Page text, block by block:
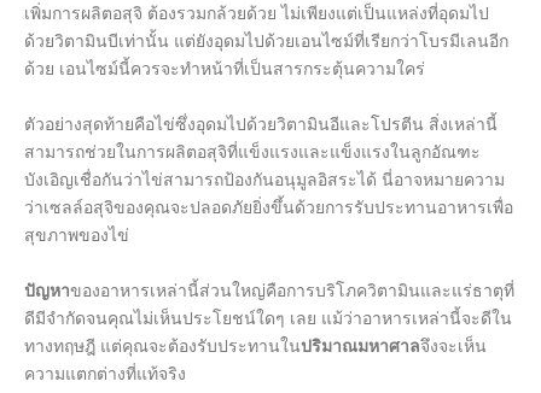
เพิ่มการผลิตอสุจิ ต้องรวมกล้วยด้วย ไม่เพียงแต่เป็นแหล่งที่อุดมไป
ด้วยวิตามินบีเท่านั้น แต่ยังอุดมไปด้วยเอนไซม์ที่เรียกว่าโบรมีเลนอีก
ด้วย เอนไซม์นี้ควรจะทําหน้าที่เป็นสารกระตุ้นความใคร่
ตัวอย่างสุดท้ายคือไข่ซึ่งอุดมไปด้วยวิตามินอีและโปรตีน สิ่งเหล่านี้
สามารถช่วยในการผลิตอสุจิที่แข็งแรงและแข็งแรงในลูกอัณฑะ
บังเอิญเชื่อกันว่าไข่สามารถป้องกันอนุมูลอิสระได้ นี่อาจหมายความ
ว่าเซลล์อสุจิของคุณจะปลอดภัยยิ่งขึ้นด้วยการรับประทานอาหารเพื่อ
สุขภาพของไข่
ปัญหาของอาหารเหล่านี้ส่วนใหญ่คือการบริโภควิตามินและแร่ธาตุที่
ดีมีจํากัดจนคุณไม่เห็นประโยชน์ใดๆ เลย แม้ว่าอาหารเหล่านี้จะดีใน
ทางทฤษฎี แต่คุณจะต้องรับประทานในปริมาณมหาศาลจึงจะเห็น
ความแตกต่างที่แท้จริง